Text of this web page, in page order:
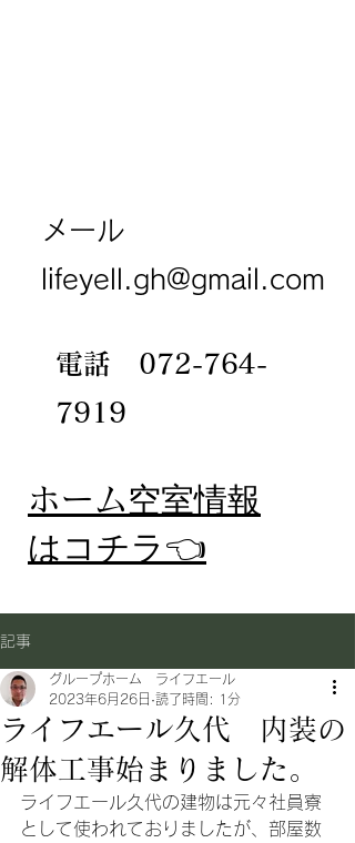
メール
lifeyell.gh@gmail.com
電話 072-764-
7919
​ホーム空室情報
​はコチラ👈
記事
ライフエール久代 内装の
解体工事始まりました。
グループホーム ライフエール
2023年6月26日 読了時間: 1分
ライフエール久代の建物は元々社員寮
として使われておりましたが、部屋数